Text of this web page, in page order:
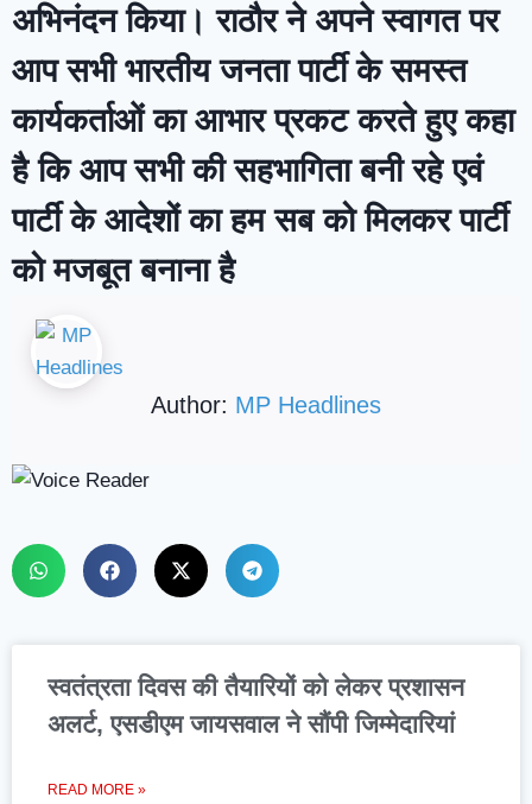
अभिनंदन किया। राठौर ने अपने स्वागत पर
आप सभी भारतीय जनता पार्टी के समस्त
कार्यकर्ताओं का आभार प्रकट करते हुए कहा
है कि आप सभी की सहभागिता बनी रहे एवं
पार्टी के आदेशों का हम सब को मिलकर पार्टी
को मजबूत बनाना है
Author: MP Headlines
स्वतंत्रता दिवस की तैयारियों को लेकर प्रशासन
अलर्ट, एसडीएम जायसवाल ने सौंपी जिम्मेदारियां
READ MORE »